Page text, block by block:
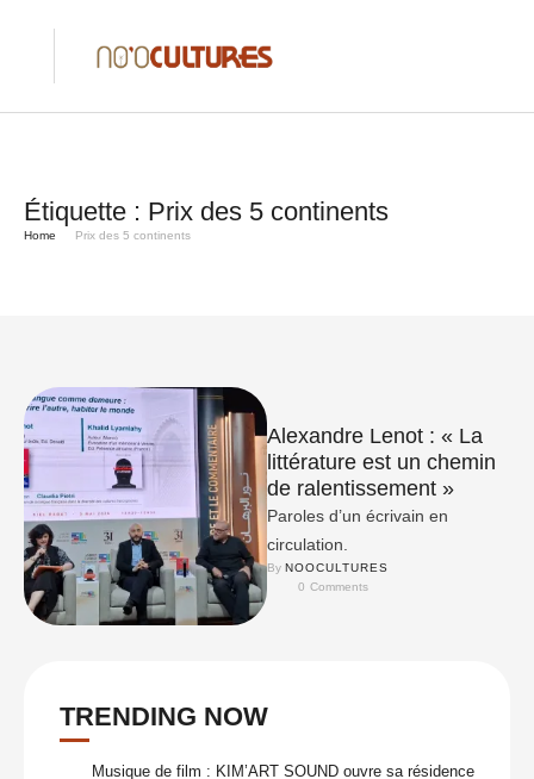
Étiquette : Prix des 5 continents
Home Prix des 5 continents
Alexandre Lenot : « La
littérature est un chemin
de ralentissement »
Paroles d’un écrivain en
circulation.
By NOOCULTURES
0 Comments
TRENDING NOW
Musique de film : KIM’ART SOUND ouvre sa résidence